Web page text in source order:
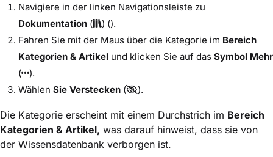
Navigiere in der linken Navigationsleiste zu
Dokumentation (
) ().
Fahren Sie mit der Maus über die Kategorie im Bereich
Kategorien & Artikel und klicken Sie auf das Symbol Mehr
(
).
Wählen Sie Verstecken ( ).
Die Kategorie erscheint mit einem Durchstrich im Bereich
Kategorien & Artikel, was darauf hinweist, dass sie von
der Wissensdatenbank verborgen ist.